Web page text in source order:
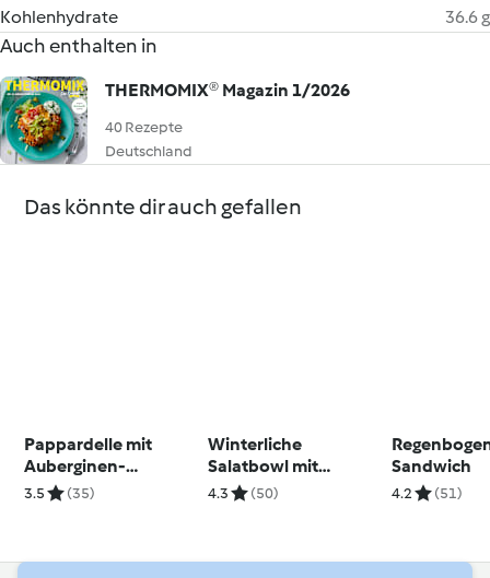
Kohlenhydrate
36.6 g
Auch enthalten in
THERMOMIX® Magazin 1/2026
40 Rezepte
Deutschland
Das könnte dir auch gefallen
Pappardelle mit
Auberginen-
Tomatensauce und
3.5 (35)
Winterliche
Salatbowl mit
Avocadocreme und
4.3 (50)
Sandwich
4.2 (51)